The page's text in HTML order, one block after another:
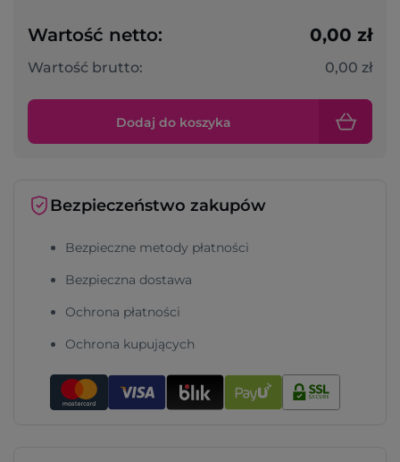
Wartość netto: 0,00 zł
Wartość brutto: 0,00 zł
Dodaj do koszyka
Bezpieczeństwo zakupów
Bezpieczne metody płatności
Bezpieczna dostawa
Ochrona płatności
Ochrona kupujących